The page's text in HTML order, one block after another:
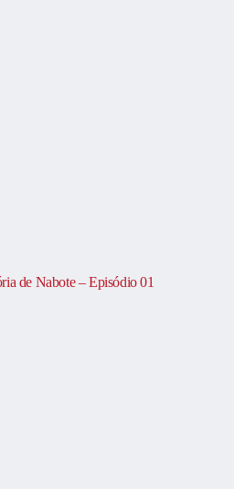
de Nabote – Episódio 01